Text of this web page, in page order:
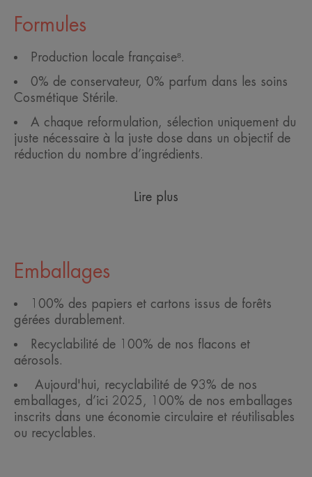
Formules
Production locale française⁸.
0% de conservateur, 0% parfum dans les soins
Cosmétique Stérile.
A chaque reformulation, sélection uniquement du
juste nécessaire à la juste dose dans un objectif de
réduction du nombre d’ingrédients.
Lire plus
Emballages
100% des papiers et cartons issus de forêts
gérées durablement.
Recyclabilité de 100% de nos flacons et
aérosols.
Aujourd'hui, recyclabilité de 93% de nos
emballages, d’ici 2025, 100% de nos emballages
inscrits dans une économie circulaire et réutilisables
ou recyclables.